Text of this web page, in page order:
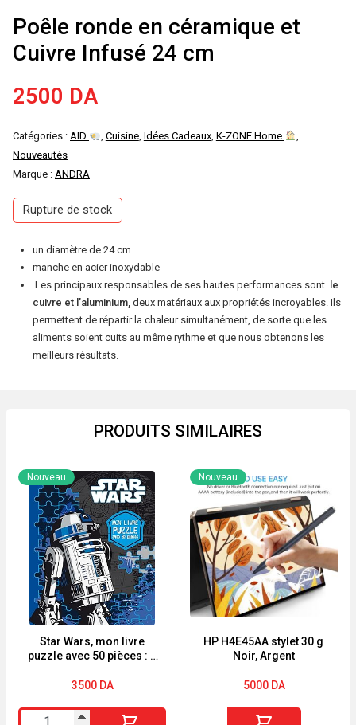
Poêle ronde en céramique et
Cuivre Infusé 24 cm
2500 DA
Catégories : AÏD , Cuisine, Idées Cadeaux, K-ZONE Home
,
Nouveautés
Marque : ANDRA
Rupture de stock
un diamètre de 24 cm
manche en acier inoxydable
Les principaux responsables de ses hautes performances sont
le
cuivre et l’aluminium, deux matériaux aux propriétés incroyables. Ils
permettent de répartir la chaleur simultanément, de sorte que les
aliments soient cuits au même rythme et que nous obtenons les
meilleurs résultats.
PRODUITS SIMILAIRES
Star Wars, mon livre
puzzle avec 50 pièces : 5
Nouveau
3500 DA
quantité
HP H4E45AA stylet 30 g
Noir, Argent
Nouveau
5000 DA